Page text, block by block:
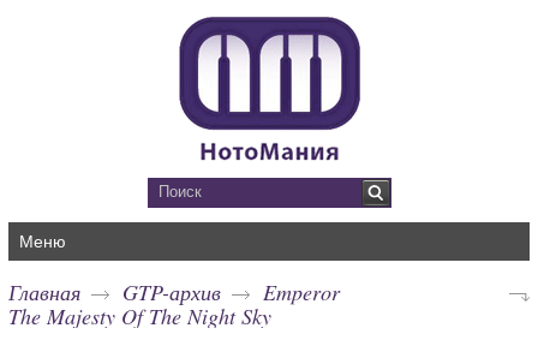
Меню
Главная GTP-архив
Emperor
The Majesty Of The Night Sky